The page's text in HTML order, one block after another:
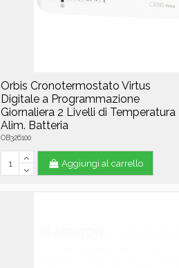
Orbis Cronotermostato Virtus
Digitale a Programmazione
Giornaliera 2 Livelli di Temperatura
Alim. Batteria
OB326100
Aggiungi al carrello